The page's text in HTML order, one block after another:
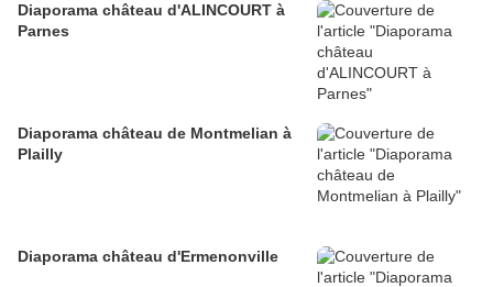
Diaporama château d'ALINCOURT à
Parnes
Diaporama château de Montmelian à
Plailly
Diaporama château d'Ermenonville